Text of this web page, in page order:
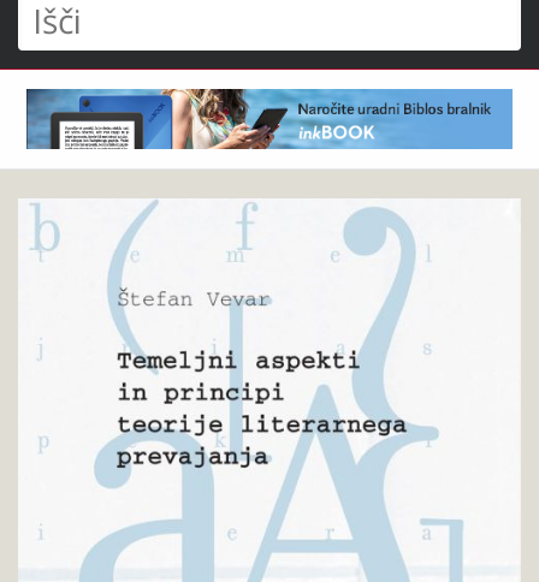
Išči
Štefan
Vevar
Temeljni
aspekti
principi
teorije
literarnega
Pokukaj
v
knjigo